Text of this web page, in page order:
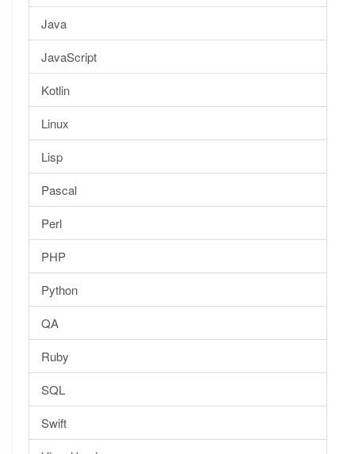
Java
JavaScript
Kotlin
Linux
Lisp
Pascal
Perl
PHP
Python
QA
Ruby
SQL
Swift